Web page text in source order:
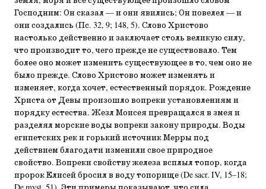
Господним: Он сказал — и они явились; Он повелел — и
они создались (Пс. 32, 9; 148, 5). Слово Христово
настолько действенно и заключает столь великую силу,
что производит то, чего прежде не существовало. Тем
более оно может изменить существующее в то, чем оно не
было прежде. Слово Христово может изменять и
изменяет, когда хочет, естественный порядок. Рождение
Христа от Девы произошло вопреки установлениям и
порядку естества. Жезл Моисея превращался в змея и
разделял морские воды вопреки закону природы. Воды
египетских рек и горький источник Мерры под
действием благодати изменили свое природное
свойство. Вопреки свойству железа всплыл топор, когда
пророк Елисей бросил в воду топорище (De sacr. IV, 15–18;